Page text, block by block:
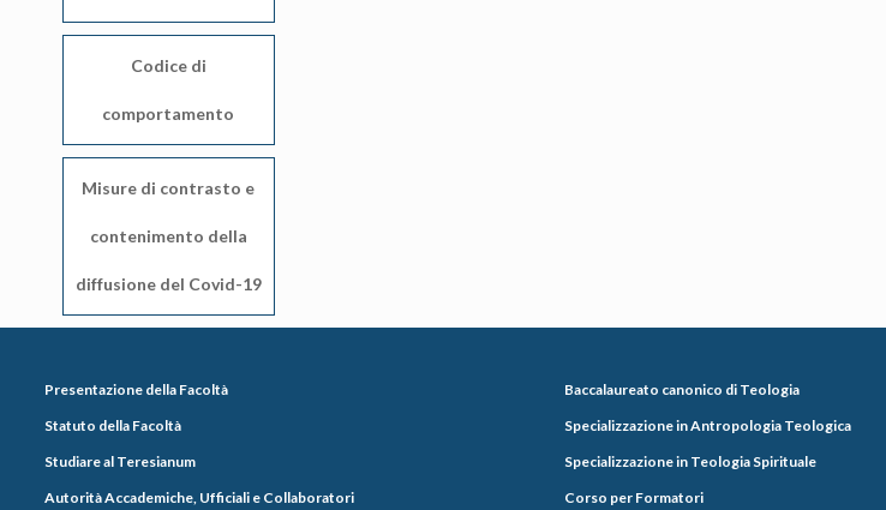
Codice di
comportamento
Misure di contrasto e
contenimento della
diffusione del Covid-19
Presentazione della Facoltà
Statuto della Facoltà
Studiare al Teresianum
Autorità Accademiche, Ufficiali e Collaboratori
Baccalaureato canonico di Teologia
Specializzazione in Antropologia Teologica
Specializzazione in Teologia Spirituale
Corso per Formatori